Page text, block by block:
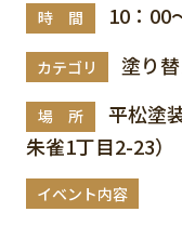
時 間 10：00
カテゴリ 塗り
場 所
平松塗
朱雀1丁目2-23）
イベント内容